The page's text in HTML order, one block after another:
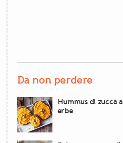
Da non perdere
Hummus di zucca
erbe